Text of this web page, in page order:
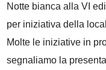
Notte bianca alla VI
per iniziativa della
Molte le iniziative in
segnaliamo la